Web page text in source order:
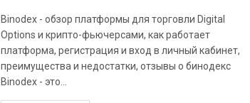
Binodex - обзор платформы для торговли Digital
Options и крипто-фьючерсами, как работает
платформа, регистрация и вход в личный кабинет,
преимущества и недостатки, отзывы о бинодекс
Binodex - это...